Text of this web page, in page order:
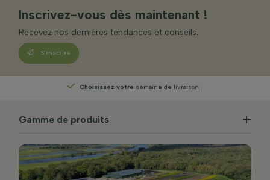
Inscrivez-vous dès maintenant !
Recevez nos dernières tendances et conseils.
S’inscrire
Choisissez votre semaine de livraison
Gamme de produits